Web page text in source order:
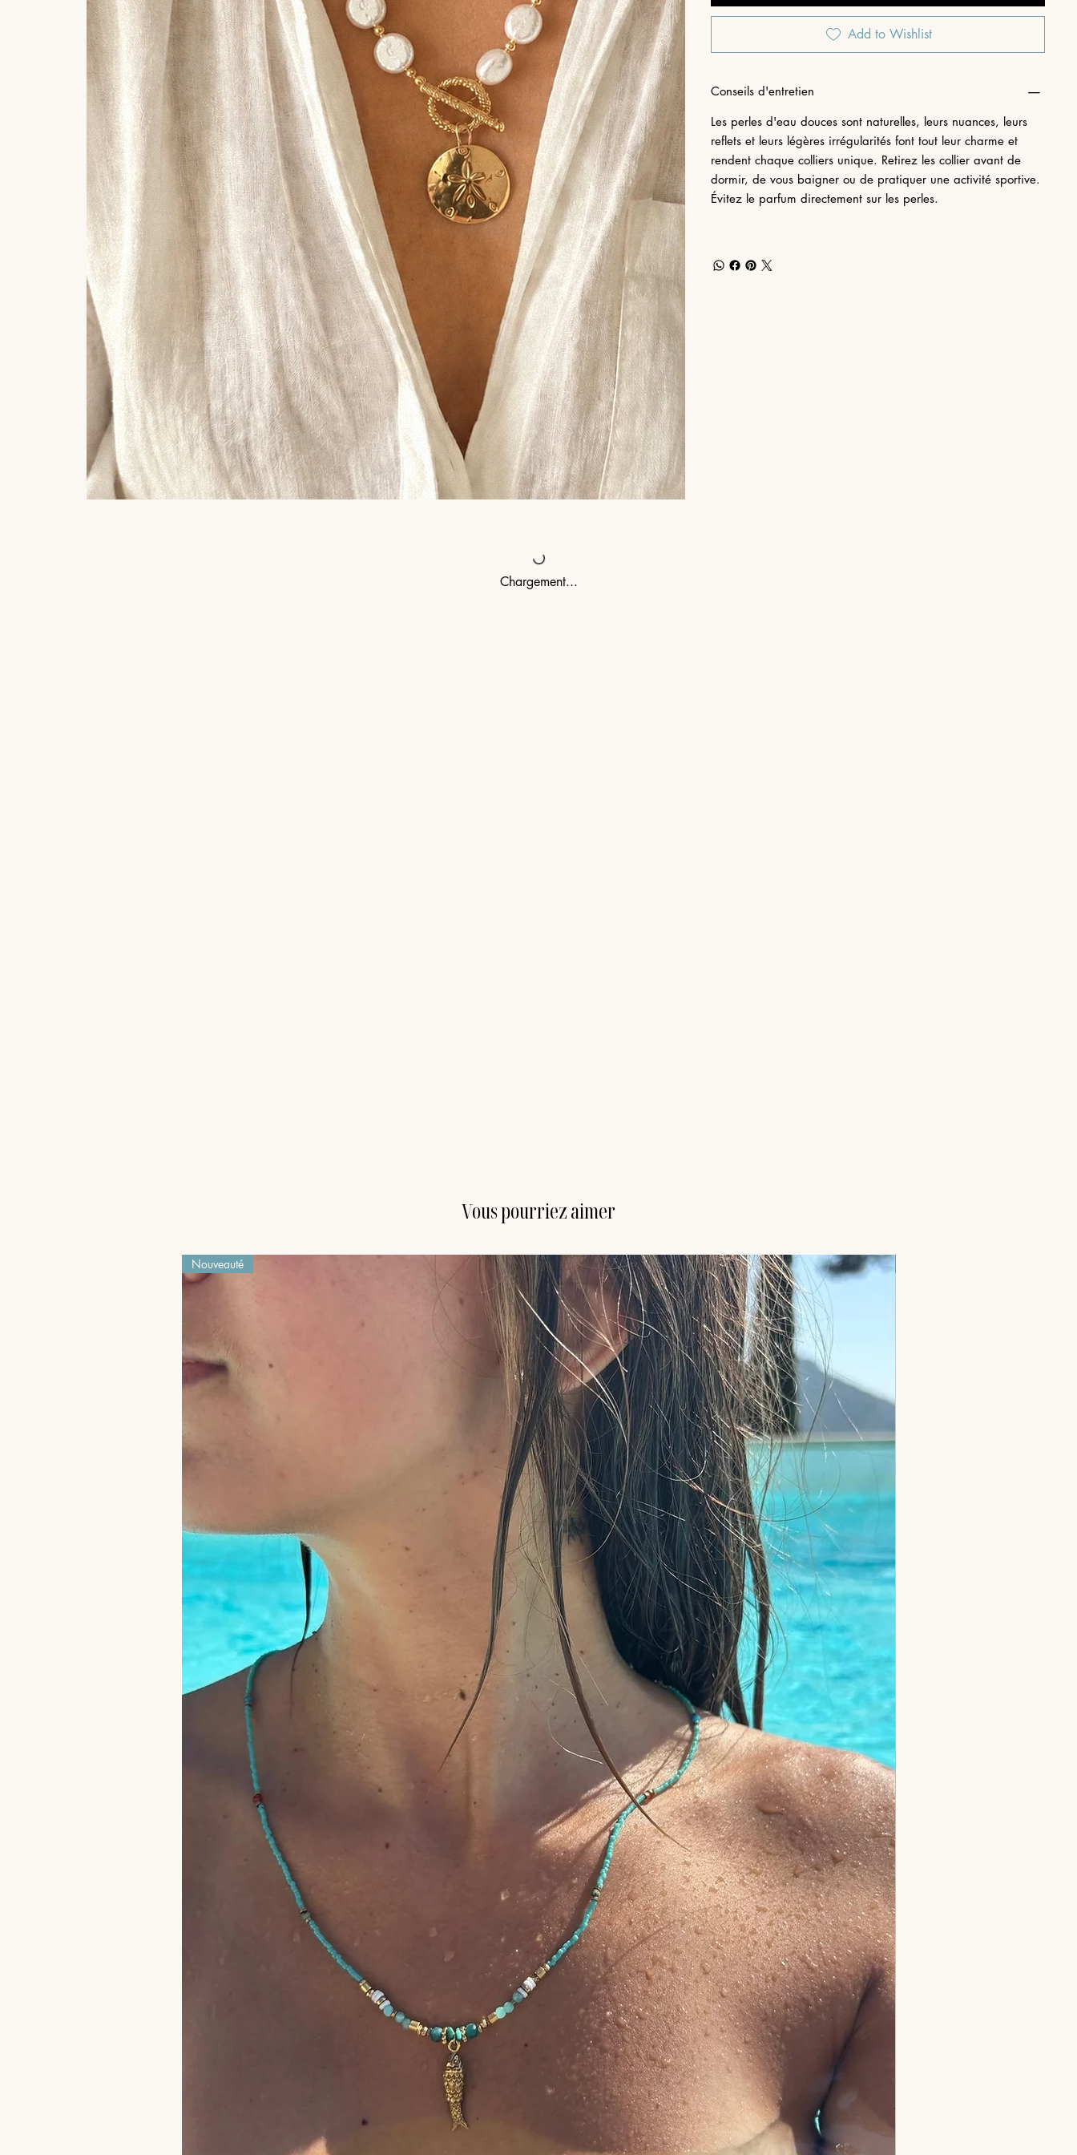
Add to Wishlist
Conseils d'entretien
Les perles d'eau douces sont naturelles, leurs nuances, leurs
reflets et leurs légères irrégularités font tout leur charme et
rendent chaque colliers unique. Retirez les collier avant de
dormir, de vous baigner ou de pratiquer une activité sportive.
Évitez le parfum directement sur les perles.
Chargement...
Vous pourriez aimer
Nouveauté